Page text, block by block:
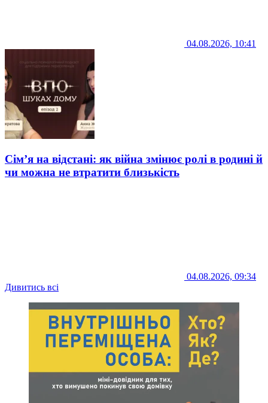
04.08.2026, 10:41
Сім’я на відстані: як війна змінює ролі в родині й
чи можна не втратити близькість
04.08.2026, 09:34
Дивитись всі